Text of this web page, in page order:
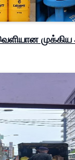
முக்கிய